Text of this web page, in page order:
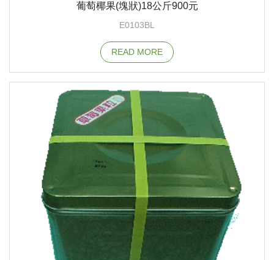
葡萄椰果(塊狀)18公斤900元
E0103BL
READ MORE